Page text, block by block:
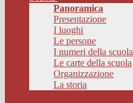
Panoramica
Presentazione
I luoghi
Le persone
I numeri della scuola
Le carte della scuola
Organizzazione
La storia